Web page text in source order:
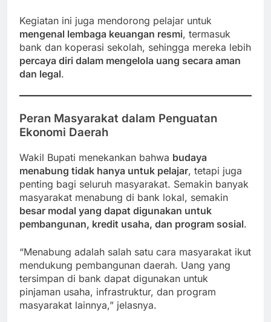
Kegiatan ini juga mendorong pelajar untuk
mengenal lembaga keuangan resmi, termasuk
bank dan koperasi sekolah, sehingga mereka lebih
percaya diri dalam mengelola uang secara aman
dan legal.
Peran Masyarakat dalam Penguatan
Ekonomi Daerah
Wakil Bupati menekankan bahwa budaya
menabung tidak hanya untuk pelajar, tetapi juga
penting bagi seluruh masyarakat. Semakin banyak
masyarakat menabung di bank lokal, semakin
besar modal yang dapat digunakan untuk
pembangunan, kredit usaha, dan program sosial.
“Menabung adalah salah satu cara masyarakat ikut
mendukung pembangunan daerah. Uang yang
tersimpan di bank dapat digunakan untuk
pinjaman usaha, infrastruktur, dan program
masyarakat lainnya,” jelasnya.